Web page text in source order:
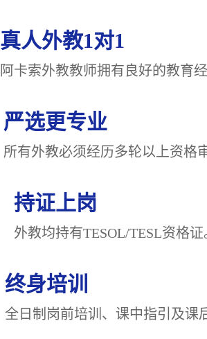
真人外教1对1
阿卡索外教教师拥有良好的教
严选更专业
所有外教必须经历多轮以上
持证上岗
外教均持有TESOL/
终身培训
全日制岗前培训、课中指引及课